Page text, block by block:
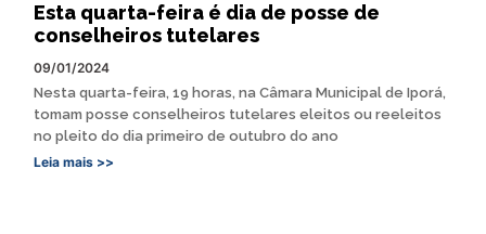
Esta quarta-feira é dia de posse de
conselheiros tutelares
09/01/2024
Nesta quarta-feira, 19 horas, na Câmara Municipal de Iporá,
tomam posse conselheiros tutelares eleitos ou reeleitos
no pleito do dia primeiro de outubro do ano
Leia mais >>